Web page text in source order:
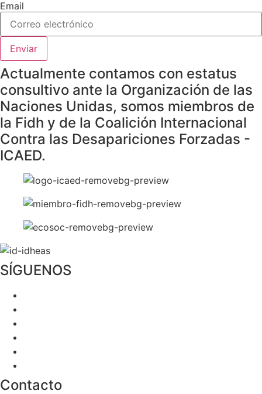
Email
Enviar
Actualmente contamos con estatus
consultivo ante la Organización de las
Naciones Unidas, somos miembros de
la Fidh y de la Coalición Internacional
Contra las Desapariciones Forzadas -
ICAED.
SÍGUENOS
Contacto